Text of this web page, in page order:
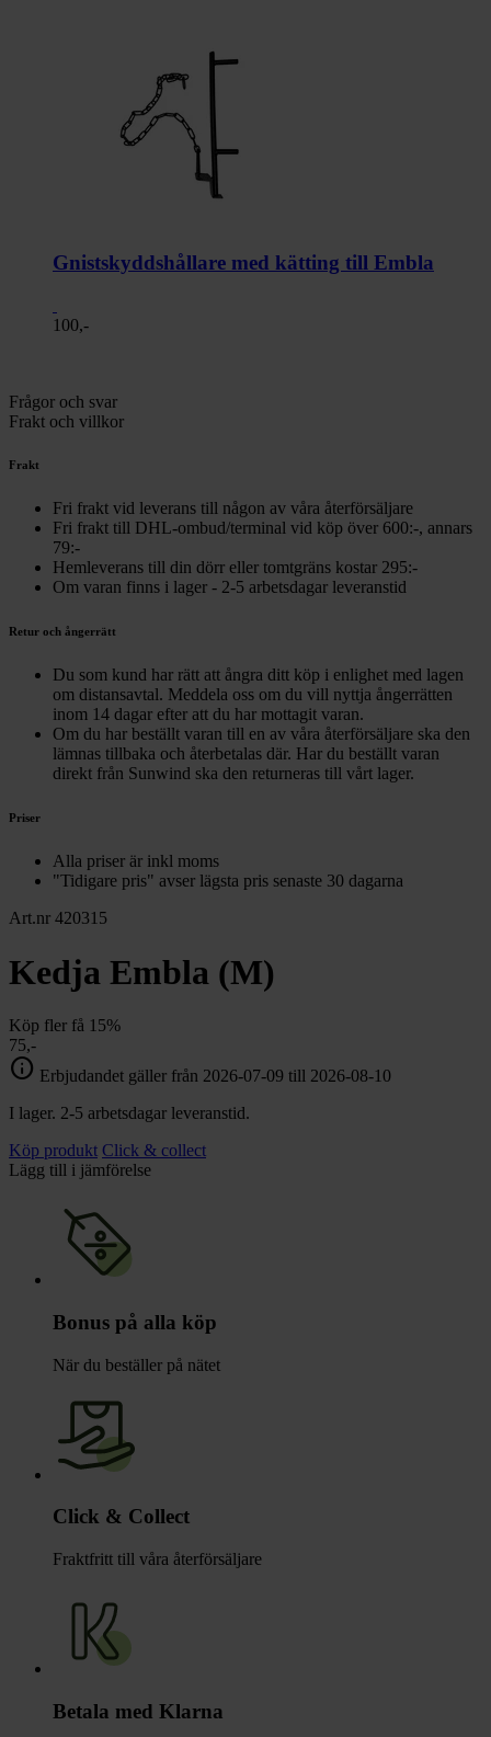
Gnistskyddshållare med kätting till Embla
100,-
Frågor och svar
Frakt och villkor
Frakt
Fri frakt vid leverans till någon av våra återförsäljare
Fri frakt till DHL-ombud/terminal vid köp över 600:-, annars
79:-
Hemleverans till din dörr eller tomtgräns kostar 295:-
Om varan finns i lager - 2-5 arbetsdagar leveranstid
Retur och ångerrätt
Du som kund har rätt att ångra ditt köp i enlighet med lagen
om distansavtal. Meddela oss om du vill nyttja ångerrätten
inom 14 dagar efter att du har mottagit varan.
Om du har beställt varan till en av våra återförsäljare ska den
lämnas tillbaka och återbetalas där. Har du beställt varan
direkt från Sunwind ska den returneras till vårt lager.
Priser
Alla priser är inkl moms
"Tidigare pris" avser lägsta pris senaste 30 dagarna
Art.nr 420315
Kedja Embla (M)
Köp fler få 15%
75,-
info Erbjudandet gäller från 2026-07-09 till 2026-08-10
I lager. 2-5 arbetsdagar leveranstid.
Köp produkt Click & collect
Lägg till i jämförelse
Bonus på alla köp
När du beställer på nätet
Click & Collect
Fraktfritt till våra återförsäljare
Betala med Klarna